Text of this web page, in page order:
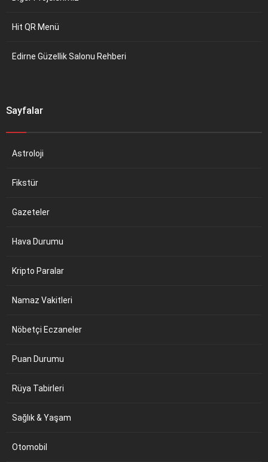
Hit QR Menü
Edirne Güzellik Salonu Rehberi
Sayfalar
Astroloji
Fikstür
Gazeteler
Hava Durumu
Kripto Paralar
Namaz Vakitleri
Nöbetçi Eczaneler
Puan Durumu
Rüya Tabirleri
Sağlık & Yaşam
Otomobil